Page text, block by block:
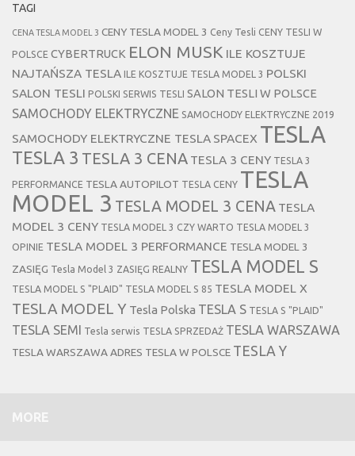
TAGI
CENA TESLA MODEL 3 CENY TESLA MODEL 3 Ceny Tesli CENY TESLI W
POLSCE CYBERTRUCK ELON MUSK ILE KOSZTUJE
NAJTAŃSZA TESLA ILE KOSZTUJE TESLA MODEL 3 POLSKI
SALON TESLI POLSKI SERWIS TESLI SALON TESLI W POLSCE
SAMOCHODY ELEKTRYCZNE SAMOCHODY ELEKTRYCZNE 2019
SAMOCHODY ELEKTRYCZNE TESLA SPACEX TESLA
TESLA 3 TESLA 3 CENA TESLA 3 CENY TESLA 3
PERFORMANCE TESLA AUTOPILOT TESLA CENY TESLA
MODEL 3 TESLA MODEL 3 CENA TESLA
MODEL 3 CENY TESLA MODEL 3 CZY WARTO TESLA MODEL 3
OPINIE TESLA MODEL 3 PERFORMANCE TESLA MODEL 3
ZASIĘG Tesla Model 3 ZASIĘG REALNY TESLA MODEL S
TESLA MODEL S "PLAID" TESLA MODEL S 85 TESLA MODEL X
TESLA MODEL Y Tesla Polska TESLA S TESLA S "PLAID"
TESLA SEMI Tesla serwis TESLA SPRZEDAŻ TESLA WARSZAWA
TESLA WARSZAWA ADRES TESLA W POLSCE TESLA Y
MORE